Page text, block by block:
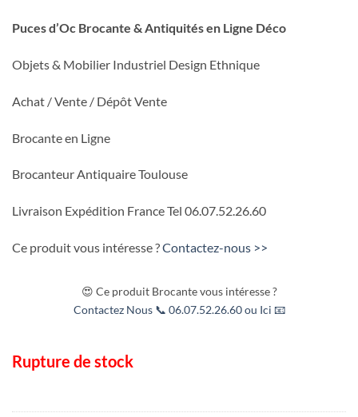
Puces d’Oc Brocante & Antiquités en Ligne Déco
Objets & Mobilier Industriel Design Ethnique
Achat / Vente / Dépôt Vente
Brocante en Ligne
Brocanteur Antiquaire Toulouse
Livraison Expédition France Tel 06.07.52.26.60
Ce produit vous intéresse ?Contactez-nous >>
😍 Ce produit Brocante vous intéresse ?
Contactez Nous 📞 06.07.52.26.60 ou Ici 📧
Rupture de stock